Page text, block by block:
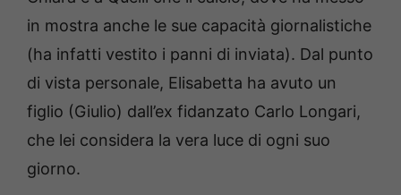
in mostra anche le sue capacità giornalistiche
(ha infatti vestito i panni di inviata). Dal punto
di vista personale, Elisabetta ha avuto un
figlio (Giulio) dall’ex fidanzato Carlo Longari,
che lei considera la vera luce di ogni suo
giorno.